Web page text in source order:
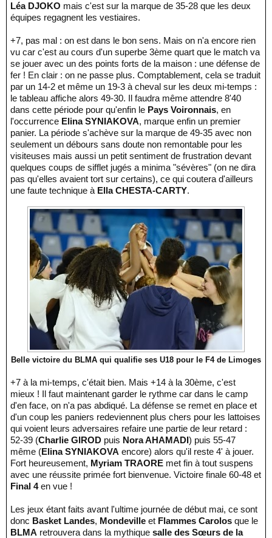
Léa DJOKO mais c'est sur la marque de 35-28 que les deux
équipes regagnent les vestiaires.
+7, pas mal : on est dans le bon sens. Mais on n'a encore rien
vu car c'est au cours d'un superbe 3ème quart que le match va
se jouer avec un des points forts de la maison : une défense de
fer ! En clair : on ne passe plus. Comptablement, cela se traduit
par un 14-2 et même un 19-3 à cheval sur les deux mi-temps :
le tableau affiche alors 49-30. Il faudra même attendre 8'40
dans cette période pour qu'enfin le Pays Voironnais, en
l'occurrence Elina SYNIAKOVA, marque enfin un premier
panier. La période s'achève sur la marque de 49-35 avec non
seulement un débours sans doute non remontable pour les
visiteuses mais aussi un petit sentiment de frustration devant
quelques coups de sifflet jugés a minima "sévères" (on ne dira
pas qu'elles avaient tort sur certains), ce qui coutera d'ailleurs
une faute technique à Ella CHESTA-CARTY.
Belle victoire du BLMA qui qualifie ses U18 pour le F4 de Limoges
+7 à la mi-temps, c'était bien. Mais +14 à la 30ème, c'est
mieux ! Il faut maintenant garder le rythme car dans le camp
d'en face, on n'a pas abdiqué. La défense se remet en place et
d'un coup les paniers redeviennent plus chers pour les lattoises
qui voient leurs adversaires refaire une partie de leur retard :
52-39 (Charlie GIROD puis Nora AHAMADI) puis 55-47
même (Elina SYNIAKOVA encore) alors qu'il reste 4' à jouer.
Fort heureusement, Myriam TRAORE met fin à tout suspens
avec une réussite primée fort bienvenue. Victoire finale 60-48 et
Final 4en vue !
Les jeux étant faits avant l'ultime journée de début mai, ce sont
donc Basket Landes, Mondeville et Flammes Carolos que le
BLMA retrouvera dans la mythique salle des Sœurs de la